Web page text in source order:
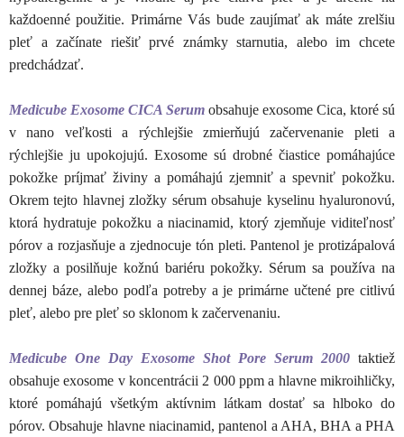
každoenné použitie. Primárne Vás bude zaujímať ak máte zrelšiu
pleť a začínate riešiť prvé známky starnutia, alebo im chcete
predchádzať.
Medicube Exosome CICA Serum obsahuje exosome Cica, ktoré sú
v nano veľkosti a rýchlejšie zmierňujú začervenanie pleti a
rýchlejšie ju upokojujú. Exosome sú drobné čiastice pomáhajúce
pokožke príjmať živiny a pomáhajú zjemniť a spevniť pokožku.
Okrem tejto hlavnej zložky sérum obsahuje kyselinu hyaluronovú,
ktorá hydratuje pokožku a niacinamid, ktorý zjemňuje viditeľnosť
pórov a rozjasňuje a zjednocuje tón pleti. Pantenol je protizápalová
zložky a posilňuje kožnú bariéru pokožky. Sérum sa používa na
dennej báze, alebo podľa potreby a je primárne učtené pre citlivú
pleť, alebo pre pleť so sklonom k začervenaniu.
Medicube One Day Exosome Shot Pore Serum 2000 taktiež
obsahuje exosome v koncentrácii 2 000 ppm a hlavne mikroihličky,
ktoré pomáhajú všetkým aktívnim látkam dostať sa hlboko do
pórov. Obsahuje hlavne niacinamid, pantenol a AHA, BHA a PHA